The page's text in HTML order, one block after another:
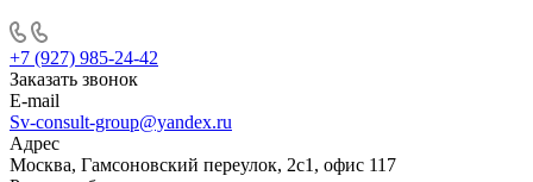
+7 (927) 985-24-42
Заказать звонок
E-mail
Sv-consult-group@yandex.ru
Адрес
Москва, Гамсоновский переулок, 2с1, офис 117